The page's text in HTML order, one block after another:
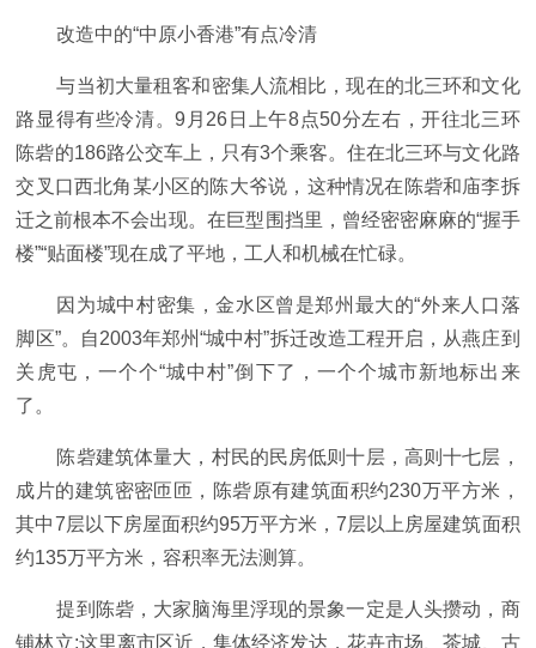
改造中的“中原小香港”有点冷清
与当初大量租客和密集人流相比，现在的北三环和文化
路显得有些冷清。9月26日上午8点50分左右，开往北三环
陈砦的186路公交车上，只有3个乘客。住在北三环与文化路
交叉口西北角某小区的陈大爷说，这种情况在陈砦和庙李拆
迁之前根本不会出现。在巨型围挡里，曾经密密麻麻的“握手
楼”“贴面楼”现在成了平地，工人和机械在忙碌。
因为城中村密集，金水区曾是郑州最大的“外来人口落
脚区”。自2003年郑州“城中村”拆迁改造工程开启，从燕庄到
关虎屯，一个个“城中村”倒下了，一个个城市新地标出来
了。
陈砦建筑体量大，村民的民房低则十层，高则十七层，
成片的建筑密密匝匝，陈砦原有建筑面积约230万平方米，
其中7层以下房屋面积约95万平方米，7层以上房屋建筑面积
约135万平方米，容积率无法测算。
提到陈砦，大家脑海里浮现的景象一定是人头攒动，商
铺林立;这里离市区近，集体经济发达，花卉市场、茶城、古